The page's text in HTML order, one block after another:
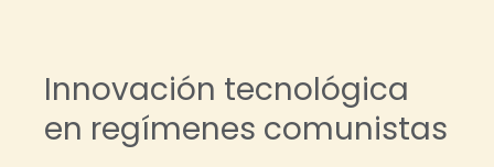
Innovación tecnológica
en regímenes comunistas